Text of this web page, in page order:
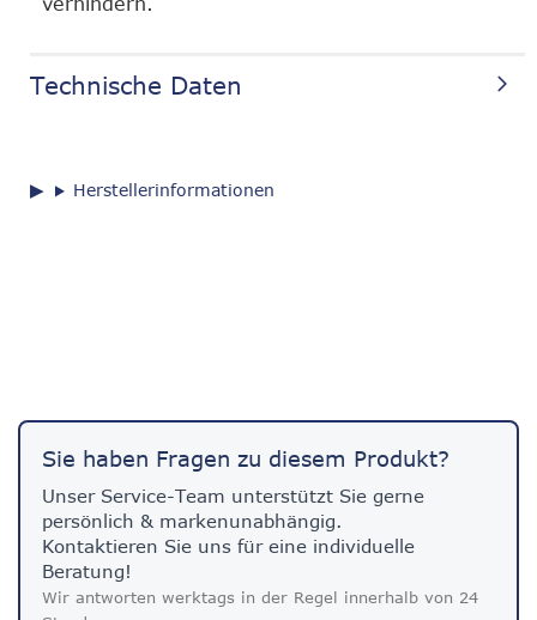
Technische Daten
Herstellerinformationen
Sie haben Fragen zu diesem Produkt?
Unser Service-Team unterstützt Sie gerne
persönlich & markenunabhängig.
Kontaktieren Sie uns für eine individuelle
Beratung!
Wir antworten werktags in der Regel innerhalb von 24